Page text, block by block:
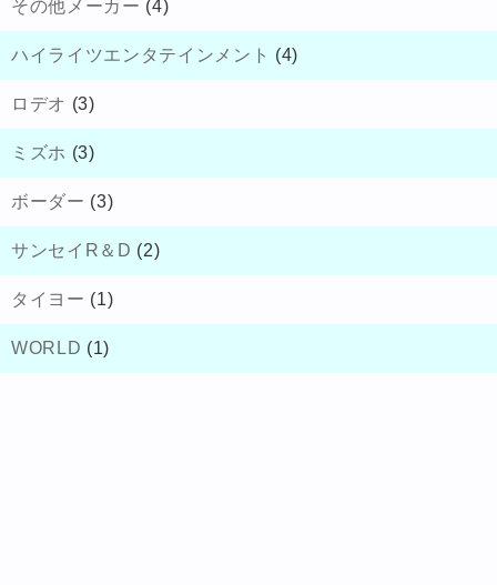
その他メーカー (4)
ハイライツエンタテインメント (4)
ロデオ (3)
ミズホ (3)
ボーダー (3)
サンセイR＆D (2)
タイヨー (1)
WORLD (1)